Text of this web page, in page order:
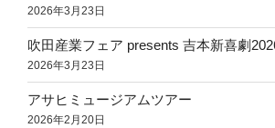
2026年3月23日
吹田産業フェア presents 吉本新喜劇
2026年3月23日
アサヒミュージアムツアー
2026年2月20日